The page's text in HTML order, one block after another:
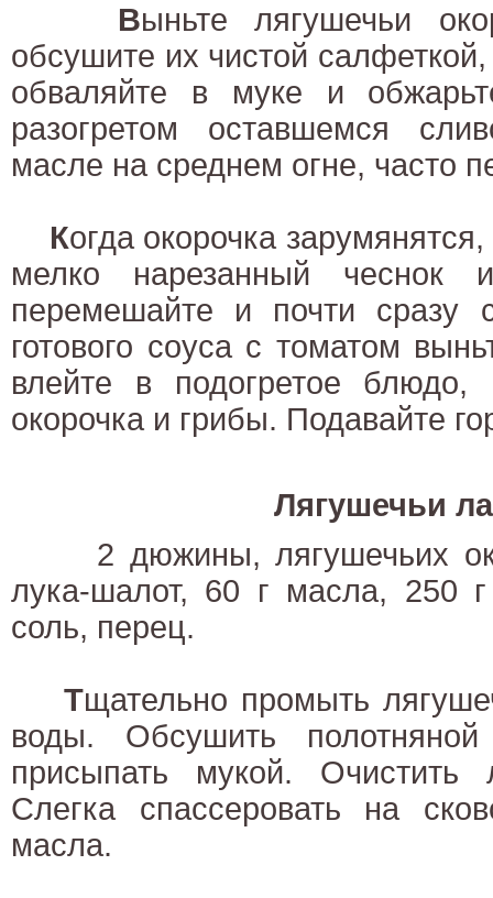
Выньте лягушечьи
обсушите их чистой
обваляйте в муке и
разогретом оставшемся
масле на среднем огне, часто
Когда окорочка
мелко нарезанный чеснок
перемешайте и почти сразу
готового соуса с томатом
влейте в подогретое блюдо,
окорочка и грибы. Подавайте
Лягушечьи
2 дюжины, лягушечьих
лука-шалот, 60 г масла, 250
соль, перец.
Тщательно промыть
воды. Обсушить
присыпать мукой. Очистить
Слегка спассеровать на
масла.